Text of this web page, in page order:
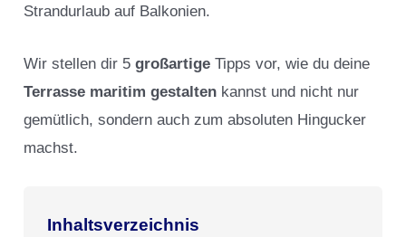
Strandurlaub auf Balkonien.
Wir stellen dir 5großartige Tipps vor, wie du deine
Terrasse maritim gestalten kannst und nicht nur
gemütlich, sondern auch zum absoluten Hingucker
machst.
Inhaltsverzeichnis